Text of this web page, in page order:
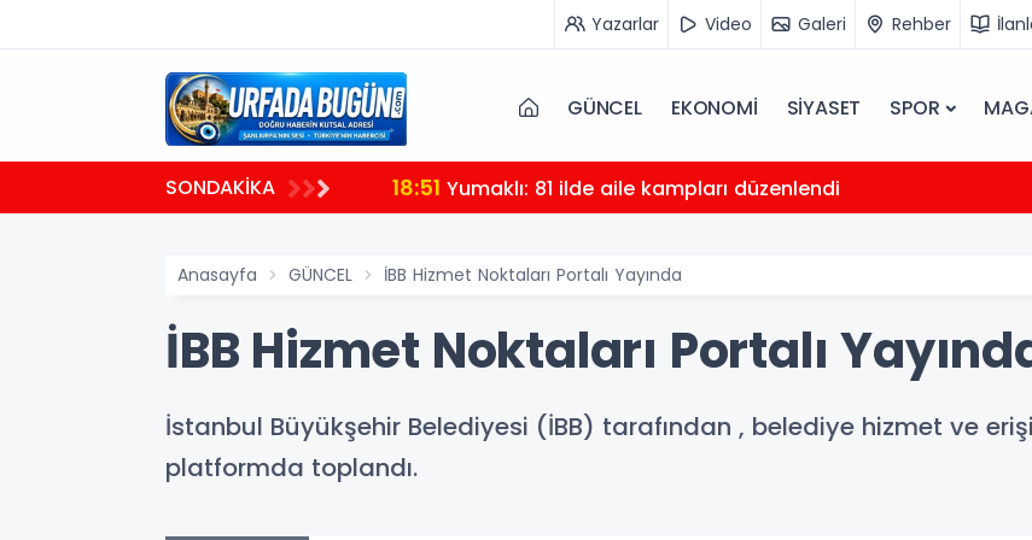
Yazarlar Video Galeri Rehber
GÜNCEL EKONOMİ SİYASET SPOR
SONDAKİKA 18:51 Yumaklı: 81 ilde aile kampları düzenlendi
Anasayfa GÜNCEL İBB Hizmet Noktaları Portalı Yayında
İBB Hizmet Noktaları Portalı
İstanbul Büyükşehir Belediyesi (İBB) tarafından , belediye hizmet ve
platformda toplandı.